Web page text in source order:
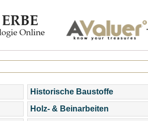
Historische Baustoffe
Holz- & Beinarbeiten